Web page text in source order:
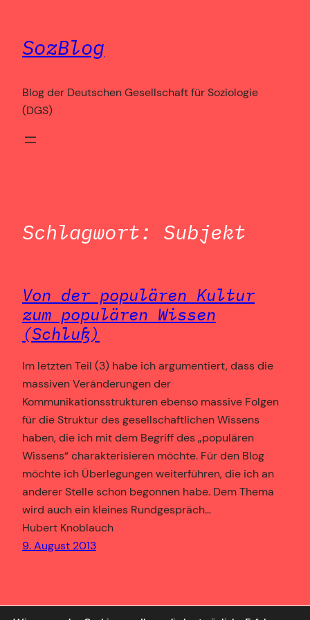
springen
SozBlog
Blog der Deutschen Gesellschaft für Soziologie
(DGS)
Schlagwort: Subjekt
Von der populären Kultur
zum populären Wissen
(Schluß)
Im letzten Teil (3) habe ich argumentiert, dass die
massiven Veränderungen der
Kommunikationsstrukturen ebenso massive Folgen
für die Struktur des gesellschaftlichen Wissens
haben, die ich mit dem Begriff des „populären
Wissens“ charakterisieren möchte. Für den Blog
möchte ich Überlegungen weiterführen, die ich an
anderer Stelle schon begonnen habe. Dem Thema
wird auch ein kleines Rundgespräch…
Hubert Knoblauch
9. August 2013